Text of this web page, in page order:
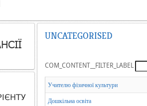
UNCATEGORISED
COM_CONTENT__FILTER_LABEL
Учителю фізичної культури
Дошкільна освіта